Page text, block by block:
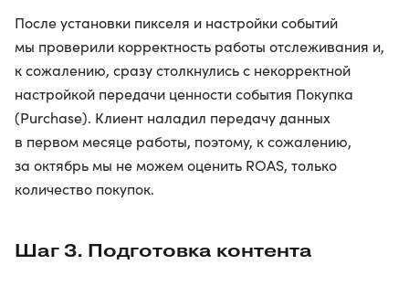
После установки пикселя и настройки событий
мы проверили корректность работы отслеживания и,
к сожалению, сразу столкнулись с некорректной
настройкой передачи ценности события Покупка
(Purchase). Клиент наладил передачу данных
в первом месяце работы, поэтому, к сожалению,
за октябрь мы не можем оценить ROAS, только
количество покупок.
Шаг 3. Подготовка контента